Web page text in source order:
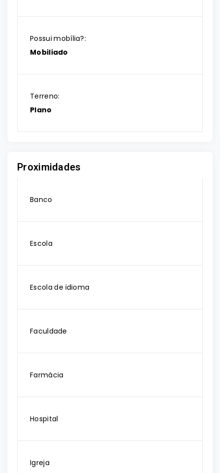
Possui mobília?:
Mobiliado
Terreno:
Plano
Proximidades
Banco
Escola
Escola de idioma
Faculdade
Farmácia
Hospital
Igreja